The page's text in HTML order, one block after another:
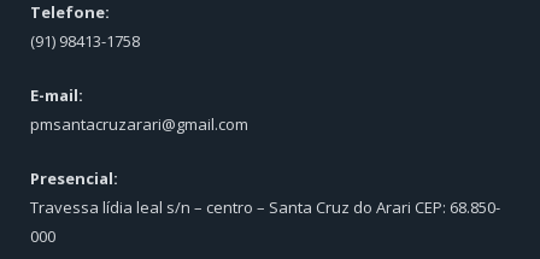
Telefone:
(91) 98413-1758
E-mail:
pmsantacruzarari@gmail.com
Presencial:
Travessa lídia leal s/n – centro – Santa Cruz do Arari CEP: 68.850-
000